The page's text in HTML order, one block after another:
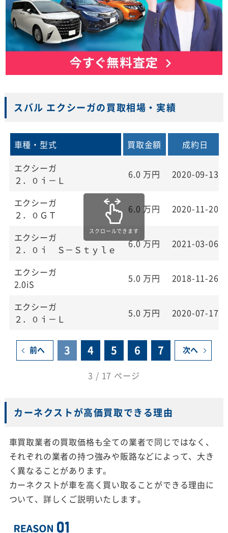
スバル エクシーガの買取相場・実績
車種・型式 買取金額
成約日
エクシーガ
２．０ｉ－Ｌ
6.0 万円 2020-09-13
エクシーガ
２．０ＧＴ
6.0 万円 2020-11-20
エクシーガ
２．０ｉ Ｓ－Ｓｔｙｌｅ
6.0万円 2021-03-06
エクシーガ
2.0iS
5.0 万円 2018-11-26
エクシーガ
２．０ｉ－Ｌ
5.0 万円 2020-07-17
前へ 3 4 5 6 7 次へ
3 / 17 ページ
カーネクストが高価買取できる理由
車買取業者の買取価格も全ての業者で同じではなく、
それぞれの業者の持つ強みや販路などによって、大き
く異なることがあります。
カーネクストが車を高く買い取ることができる理由に
ついて、詳しくご説明いたします。